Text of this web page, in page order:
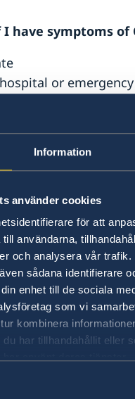
Information
använder cookies
för att
användarna,
och analysera vår trafik.
sådana identifierare
enhet till de sociala
som vi
kombinera
har tillhandahållit eller
have symptoms of
or
Clinical
Center for
550-601
Health hotline
8.003
measures.
to prevent
regular hand
and nose
thoroughly
Avoiding close
symptoms of